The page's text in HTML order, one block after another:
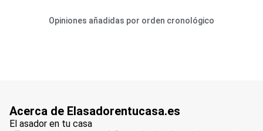
Opiniones añadidas por orden cronológico
Acerca de Elasadorentucasa.es
El asador en tu casa